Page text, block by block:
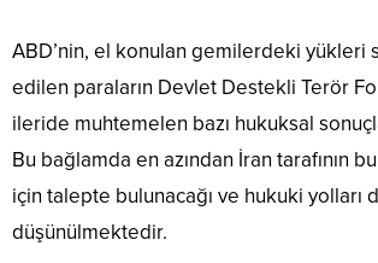
ABD’nin, el konulan gemilerdeki yükleri
edilen paraların Devlet Destekli Terör
ileride muhtemelen bazı hukuksal
Bu bağlamda en azından İran tarafının
için talepte bulunacağı ve hukuki yolları
düşünülmektedir.